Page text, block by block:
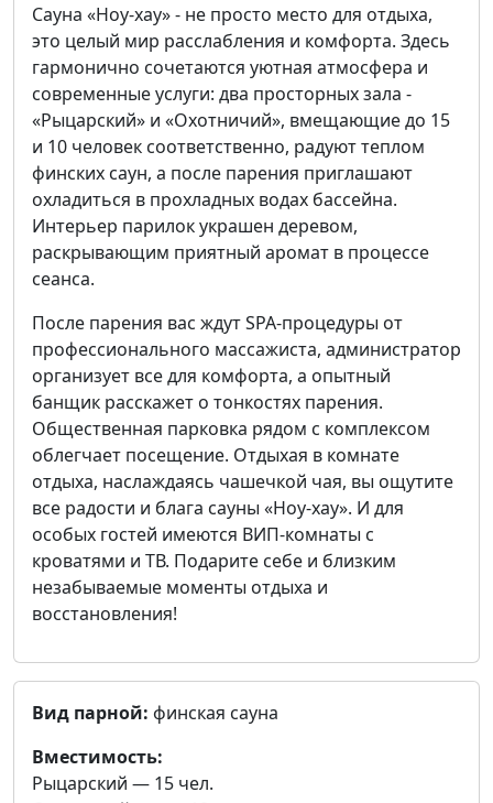
Сауна «Ноу-хау» - не просто место для отдыха,
это целый мир расслабления и комфорта. Здесь
гармонично сочетаются уютная атмосфера и
современные услуги: два просторных зала -
«Рыцарский» и «Охотничий», вмещающие до 15
и 10 человек соответственно, радуют теплом
финских саун, а после парения приглашают
охладиться в прохладных водах бассейна.
Интерьер парилок украшен деревом,
раскрывающим приятный аромат в процессе
сеанса.
После парения вас ждут SPA-процедуры от
профессионального массажиста, администратор
организует все для комфорта, а опытный
банщик расскажет о тонкостях парения.
Общественная парковка рядом с комплексом
облегчает посещение. Отдыхая в комнате
отдыха, наслаждаясь чашечкой чая, вы ощутите
все радости и блага сауны «Ноу-хау». И для
особых гостей имеются ВИП-комнаты с
кроватями и ТВ. Подарите себе и близким
незабываемые моменты отдыха и
восстановления!
Вид парной: финская сауна
Вместимость:
Рыцарский — 15 чел.